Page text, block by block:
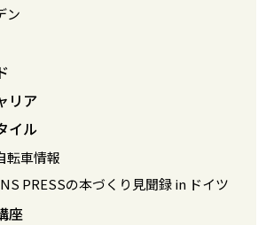
ン
リア
イル
転車情報
PRESSの本づくり見聞録 in ドイツ
座